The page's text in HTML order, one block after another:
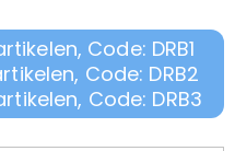
Code: DRB1
Code: DRB2
Code: DRB3